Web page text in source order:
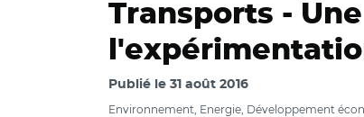
Transports -
Publié le 31 août 2016
Environnement, Energie, Développement